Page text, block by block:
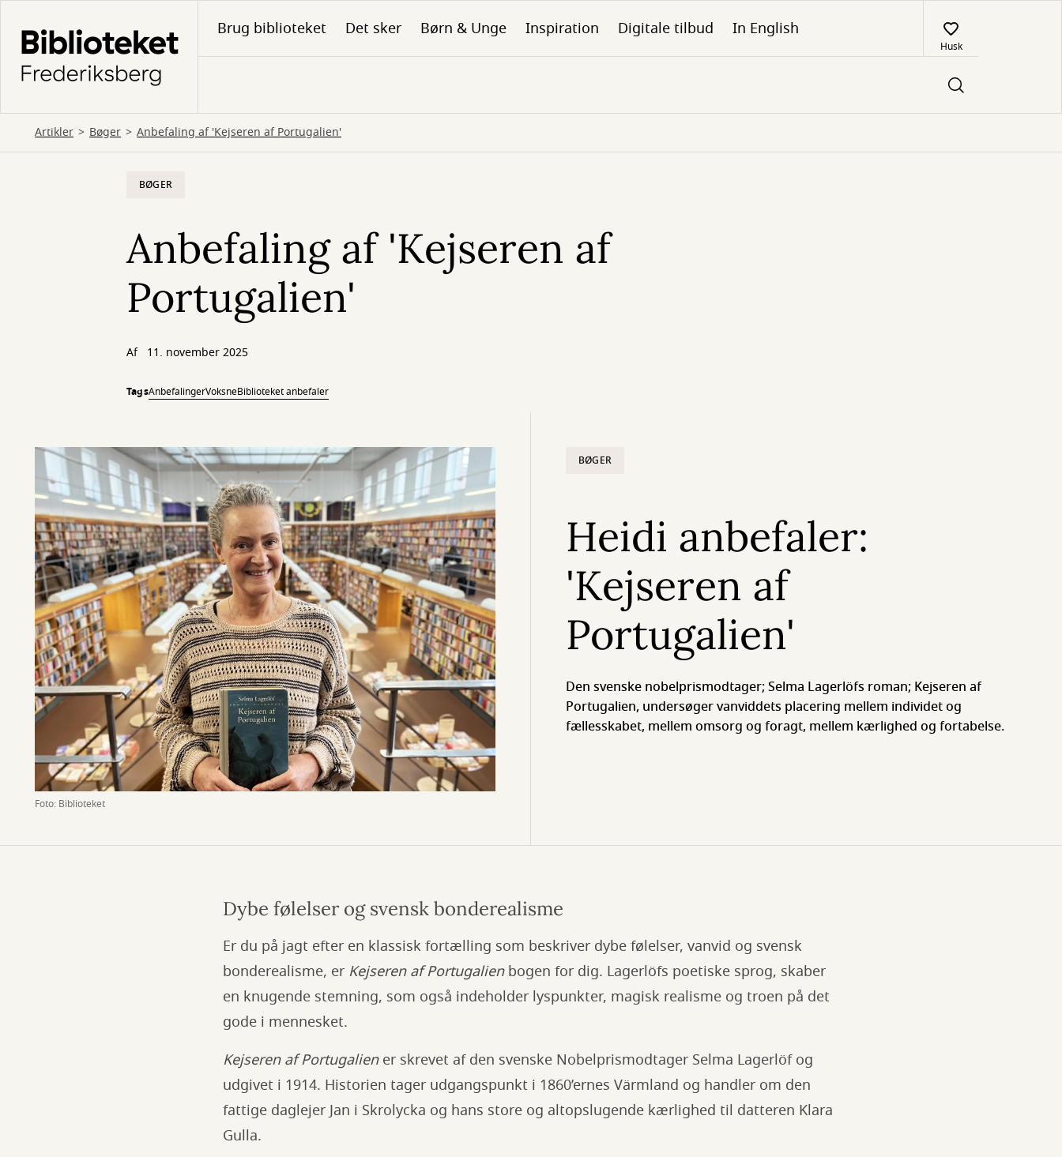
hovedindhold
Brug biblioteket Det sker Børn & Unge Inspiration Digitale tilbud In English
Husk
Artikler Bøger Anbefaling af 'Kejseren af Portugalien'
BØGER
Anbefaling af 'Kejseren af
Portugalien'
Af 11. november 2025
TagsAnbefalingerVoksneBiblioteket anbefaler
Foto: Biblioteket
BØGER
Heidi anbefaler:
'Kejseren af
Portugalien'
Den svenske nobelprismodtager; Selma Lagerlöfs roman; Kejseren af
Portugalien, undersøger vanviddets placering mellem individet og
fællesskabet, mellem omsorg og foragt, mellem kærlighed og fortabelse.
Dybe følelser og svensk bonderealisme
Er du på jagt efter en klassisk fortælling som beskriver dybe følelser, vanvid og svensk
bonderealisme, er Kejseren af Portugalienbogen for dig. Lagerlöfs poetiske sprog, skaber
en knugende stemning, som også indeholder lyspunkter, magisk realisme og troen på det
gode i mennesket.
Kejseren af Portugaliener skrevet af den svenske Nobelprismodtager Selma Lagerlöf og
udgivet i 1914. Historien tager udgangspunkt i 1860’ernes Värmland og handler om den
fattige daglejer Jan i Skrolycka og hans store og altopslugende kærlighed til datteren Klara
Gulla.